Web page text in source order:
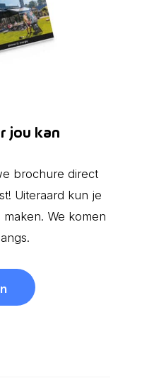
jou kan
brochure direct
Uiteraard kun je
We komen